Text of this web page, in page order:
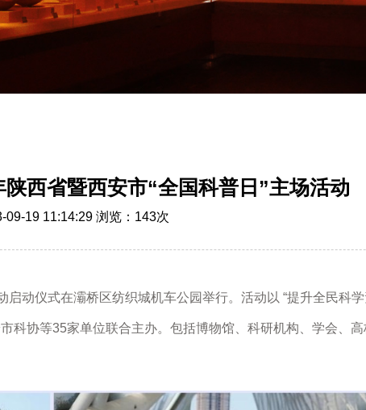
西省暨西安市“全国科普日”主场活动
09-19 11:14:29 浏览： 143次
仪式在灞桥区纺织城机车公园举行。活动以 “提升全民科
科协等35家单位联合主办。包括博物馆、科研机构、学会、